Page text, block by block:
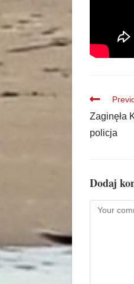
Zaginęła
policja
Dodaj